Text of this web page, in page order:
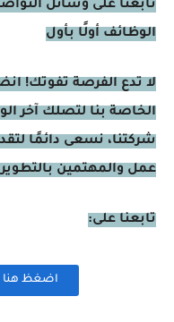
تابعنا على وسائل
الوظائف أولًا بأول
لا تدع الفرصة تفوتك!
الخاصة بنا لتصلك آخر
شركتنا، نسعى دائمًا
عمل والمهتمين
تابعنا على:
اضغظ هنا